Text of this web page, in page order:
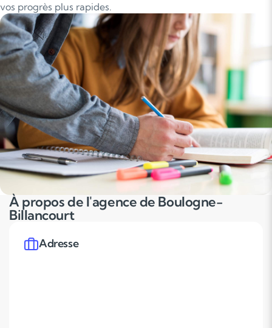
vos progrès plus rapides.
À propos de l'agence de Boulogne-
Billancourt
Adresse